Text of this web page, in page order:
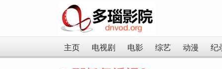
主页 电视剧 电影 综艺 动漫 纪